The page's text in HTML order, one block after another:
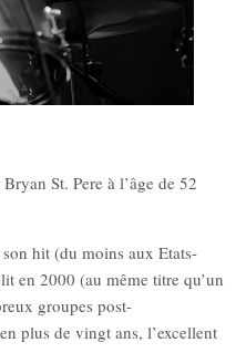
St. Pere à l’âge de 52
hit (du moins aux Etats-
en 2000 (au même titre qu’un
groupes post-
plus de vingt ans, l’excellent
€
New